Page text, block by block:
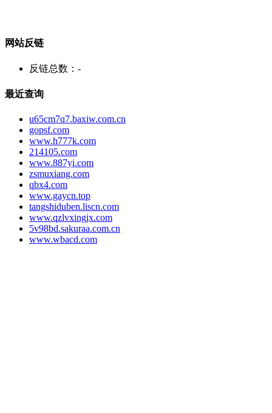
网站反链
反链总数： -
最近查询
u65cm7q7.baxiw.com.cn
gopsf.com
www.h777k.com
214105.com
www.887yi.com
zsmuxiang.com
qbx4.com
www.gaycn.top
tangshiduben.liscn.com
www.qzlvxingjx.com
5v98bd.sakuraa.com.cn
www.wbacd.com